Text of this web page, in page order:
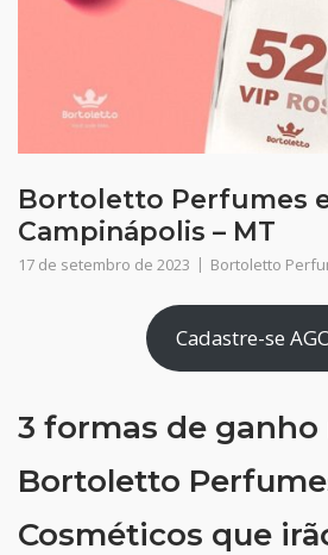
Bortoletto Perfumes
Campinápolis – MT
17 de setembro de 2023 Bortoletto
Cadastre-se
3 formas de ganho
Bortoletto
Cosméticos que